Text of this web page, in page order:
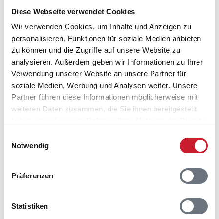
Diese Webseite verwendet Cookies
Wir verwenden Cookies, um Inhalte und Anzeigen zu
personalisieren, Funktionen für soziale Medien anbieten
zu können und die Zugriffe auf unsere Website zu
analysieren. Außerdem geben wir Informationen zu Ihrer
Verwendung unserer Website an unsere Partner für
soziale Medien, Werbung und Analysen weiter. Unsere
Partner führen diese Informationen möglicherweise mit
weiteren Daten zusammen, die Sie ihnen bereitgestellt
Notwendig
Präferenzen
Statistiken
Reisedauer Anzahl Reisende
Bitte beachten Sie, dass sich bei Änderungen des
Reisezeitraumes auch Änderungen bei der
Hausbeschreibung und/oder der Ausstattung ergeben
können.
frei belegt gewählter Zeitraum
M
S
S
D
M D F
S
S
D M
D